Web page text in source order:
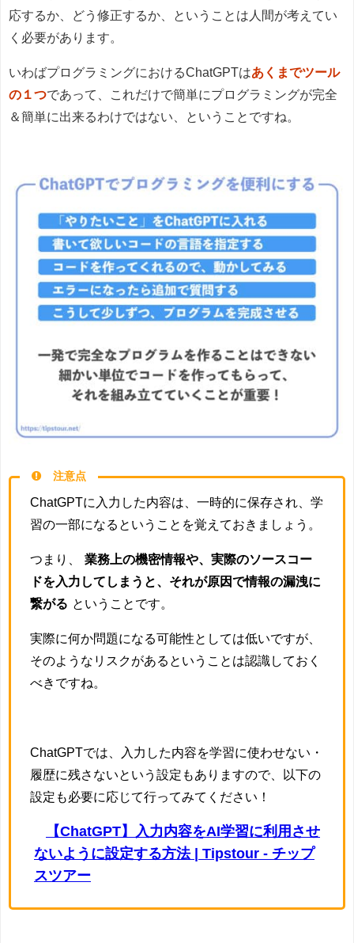
応するか、どう修正するか、ということは人間が考えてい
く必要があります。
いわばプログラミングにおけるChatGPTはあくまでツール
の１つであって、これだけで簡単にプログラミングが完全
＆簡単に出来るわけではない、ということですね。
注意点
ChatGPTに入力した内容は、一時的に保存され、学
習の一部になるということを覚えておきましょう。
つまり、
業務上の機密情報や、実際のソースコー
ドを入力してしまうと、それが原因で情報の漏洩に
繋がる ということです。
実際に何か問題になる可能性としては低いですが、
そのようなリスクがあるということは認識しておく
べきですね。
ChatGPTでは、入力した内容を学習に使わせない・
履歴に残さないという設定もありますので、以下の
設定も必要に応じて行ってみてください！
【ChatGPT】入力内容をAI学習に利用させ
ないように設定する方法 | Tipstour - チップ
スツアー